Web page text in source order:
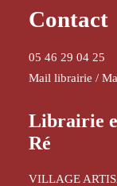
Contact
05 46 29 04 25
Mail librairie /
Librairie
Ré
VILLAGE